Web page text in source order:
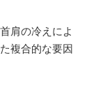
肩の冷えによ
複合的な要因